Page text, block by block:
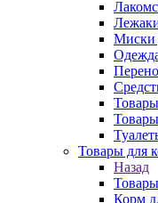
Миски
Товары для
Назад
Корм